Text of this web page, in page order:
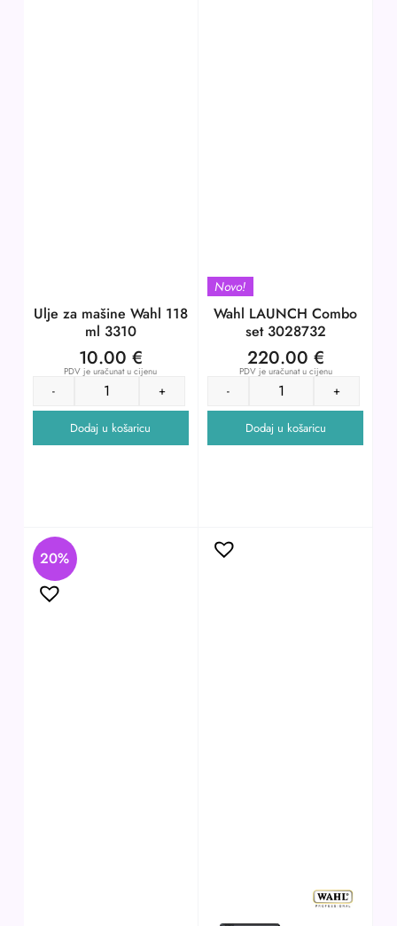
Ulje za mašine Wahl 118
ml 3310
10.00 €
PDV je uračunat u cijenu
- +
Dodaj u košaricu
Novo!
Wahl LAUNCH Combo
set 3028732
220.00 €
PDV je uračunat u cijenu
- +
Dodaj u košaricu
20%